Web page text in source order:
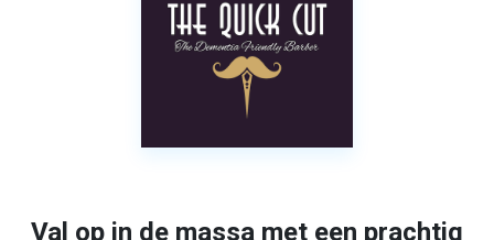
Val op in de massa met een prachtig